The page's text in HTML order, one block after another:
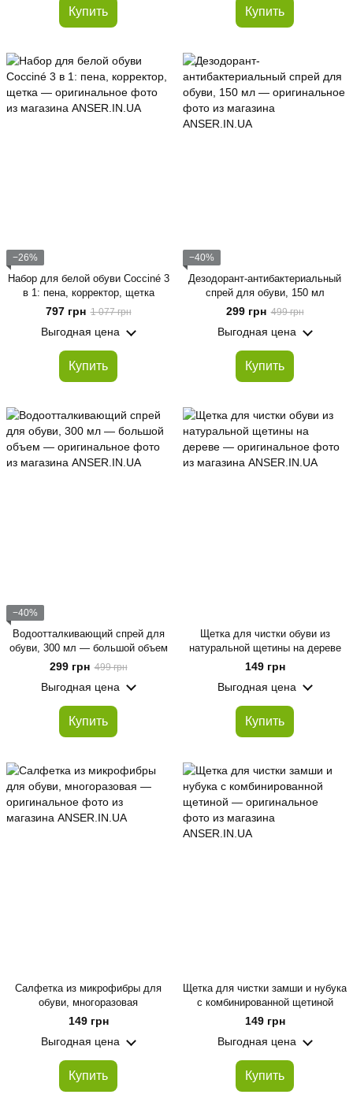
Купить Купить
−26%
Набор для белой обуви Cocciné 3
в 1: пена, корректор, щетка
797 грн 1 077 грн
Выгодная цена
Купить
−40%
Дезодорант-антибактериальный
спрей для обуви, 150 мл
299 грн 499 грн
Выгодная цена
Купить
−40%
Водоотталкивающий спрей для
обуви, 300 мл — большой объем
299 грн 499 грн
Выгодная цена
Купить
Щетка для чистки обуви из
натуральной щетины на дереве
149 грн
Выгодная цена
Купить
Салфетка из микрофибры для
обуви, многоразовая
149 грн
Выгодная цена
Купить
Щетка для чистки замши и нубука
с комбинированной щетиной
149 грн
Выгодная цена
Купить